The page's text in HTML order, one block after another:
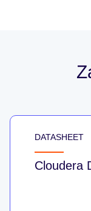
DATASHEET
Cloudera